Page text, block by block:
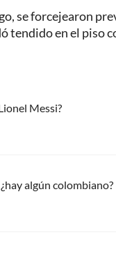
se forcejearon
tendido en el piso
Messi?
algún colombiano?